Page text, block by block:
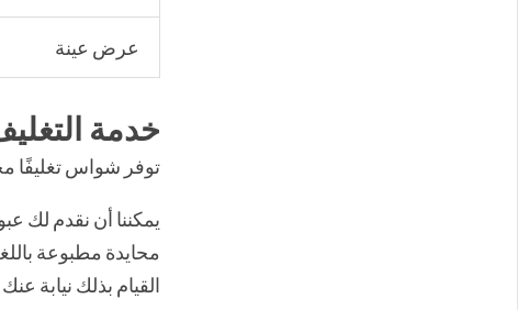
عرض عينة
خدمة
توفر شواس تغليفًا
يمكننا أن نقدم لك
محايدة مطبوعة
القيام بذلك نيابة